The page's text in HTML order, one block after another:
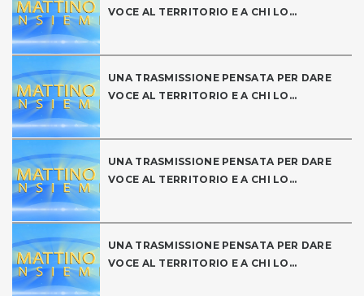
VOCE AL TERRITORIO E A CHI LO...
UNA TRASMISSIONE PENSATA PER DARE
VOCE AL TERRITORIO E A CHI LO...
UNA TRASMISSIONE PENSATA PER DARE
VOCE AL TERRITORIO E A CHI LO...
UNA TRASMISSIONE PENSATA PER DARE
VOCE AL TERRITORIO E A CHI LO...